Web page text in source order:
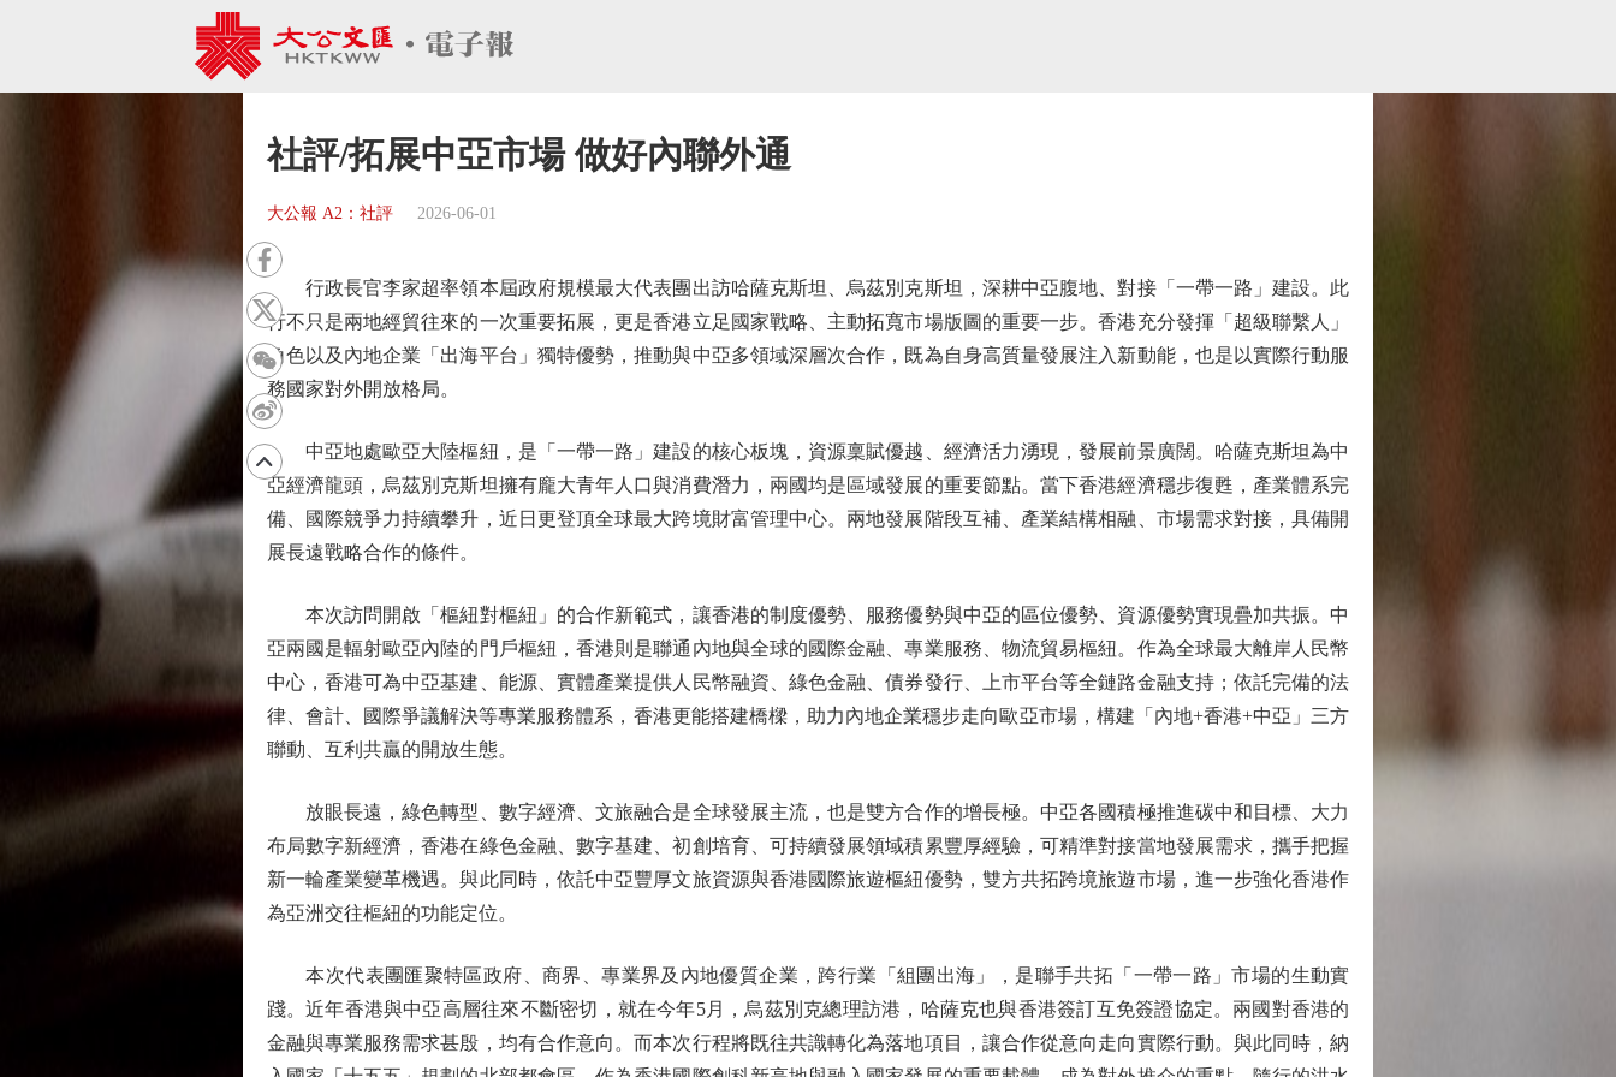
社評/拓展中亞市場 做好內聯外通
大公報 A2：社評 2026-06-01
行政長官李家超率領本屆政府規模最大代表團出訪哈薩克斯坦、烏茲別克斯坦，深耕中亞腹地、對接「一帶一路」建設。此
行不只是兩地經貿往來的一次重要拓展，更是香港立足國家戰略、主動拓寬市場版圖的重要一步。香港充分發揮「超級聯繫人」
角色以及內地企業「出海平台」獨特優勢，推動與中亞多領域深層次合作，既為自身高質量發展注入新動能，也是以實際行動服
務國家對外開放格局。
中亞地處歐亞大陸樞紐，是「一帶一路」建設的核心板塊，資源稟賦優越、經濟活力湧現，發展前景廣闊。哈薩克斯坦為中
亞經濟龍頭，烏茲別克斯坦擁有龐大青年人口與消費潛力，兩國均是區域發展的重要節點。當下香港經濟穩步復甦，產業體系完
備、國際競爭力持續攀升，近日更登頂全球最大跨境財富管理中心。兩地發展階段互補、產業結構相融、市場需求對接，具備開
展長遠戰略合作的條件。
本次訪問開啟「樞紐對樞紐」的合作新範式，讓香港的制度優勢、服務優勢與中亞的區位優勢、資源優勢實現疊加共振。中
亞兩國是輻射歐亞內陸的門戶樞紐，香港則是聯通內地與全球的國際金融、專業服務、物流貿易樞紐。作為全球最大離岸人民幣
中心，香港可為中亞基建、能源、實體產業提供人民幣融資、綠色金融、債券發行、上市平台等全鏈路金融支持；依託完備的法
律、會計、國際爭議解決等專業服務體系，香港更能搭建橋樑，助力內地企業穩步走向歐亞市場，構建「內地+香港+中亞」三方
聯動、互利共贏的開放生態。
放眼長遠，綠色轉型、數字經濟、文旅融合是全球發展主流，也是雙方合作的增長極。中亞各國積極推進碳中和目標、大力
布局數字新經濟，香港在綠色金融、數字基建、初創培育、可持續發展領域積累豐厚經驗，可精準對接當地發展需求，攜手把握
新一輪產業變革機遇。與此同時，依託中亞豐厚文旅資源與香港國際旅遊樞紐優勢，雙方共拓跨境旅遊市場，進一步強化香港作
為亞洲交往樞紐的功能定位。
本次代表團匯聚特區政府、商界、專業界及內地優質企業，跨行業「組團出海」，是聯手共拓「一帶一路」市場的生動實
踐。近年香港與中亞高層往來不斷密切，就在今年5月，烏茲別克總理訪港，哈薩克也與香港簽訂互免簽證協定。兩國對香港的
金融與專業服務需求甚殷，均有合作意向。而本次行程將既往共識轉化為落地項目，讓合作從意向走向實際行動。與此同時，納